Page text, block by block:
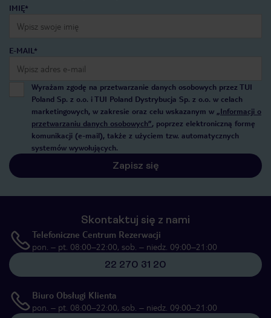
IMIĘ*
E-MAIL*
Wyrażam zgodę na przetwarzanie danych osobowych przez TUI
Poland Sp. z o.o. i TUI Poland Dystrybucja Sp. z o.o. w celach
marketingowych, w zakresie oraz celu wskazanym w „Informacji o
przetwarzaniu danych osobowych”, poprzez elektroniczną formę
komunikacji (e-mail), także z użyciem tzw. automatycznych
systemów wywołujących.
Zapisz się
Skontaktuj się z nami
Telefoniczne Centrum Rezerwacji
pon. – pt. 08:00–22:00, sob. – niedz. 09:00–21:00
22 270 31 20
Biuro Obsługi Klienta
pon. – pt. 08:00–22:00, sob. – niedz. 09:00–21:00